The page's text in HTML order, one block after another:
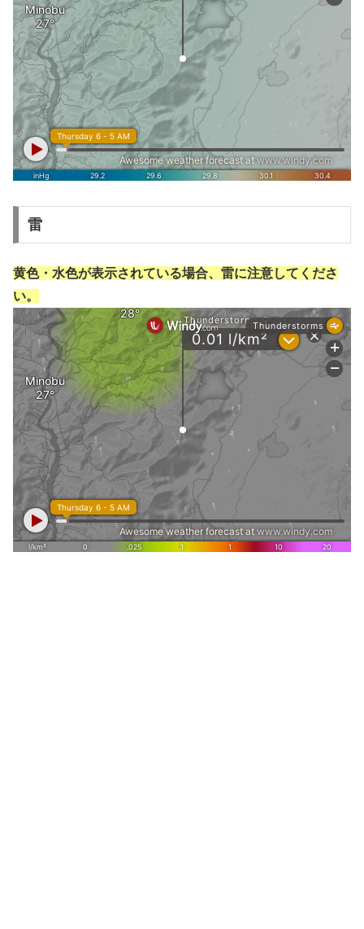
雷
黄色・水色が表示されている場合、雷に注意してくださ
い。